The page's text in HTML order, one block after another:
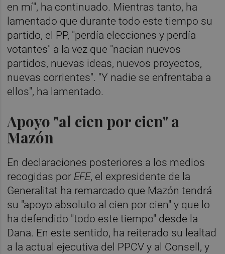
en mí", ha continuado. Mientras tanto, ha
lamentado que durante todo este tiempo su
partido, el PP, "perdía elecciones y perdía
votantes" a la vez que "nacían nuevos
partidos, nuevas ideas, nuevos proyectos,
nuevas corrientes". "Y nadie se enfrentaba a
ellos", ha lamentado.
Apoyo "al cien por cien" a
Mazón
En declaraciones posteriores a los medios
recogidas por EFE, el expresidente de la
Generalitat ha remarcado que Mazón tendrá
su "apoyo absoluto al cien por cien" y que lo
ha defendido "todo este tiempo" desde la
Dana. En este sentido, ha reiterado su lealtad
a la actual ejecutiva del PPCV y al Consell, y